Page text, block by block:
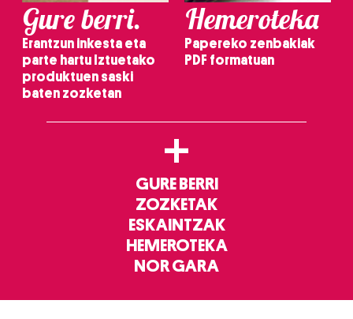
Gure berri.
Erantzun inkesta eta
parte hartu Iztuetako
produktuen saski
baten zozketan
Hemeroteka
Papereko zenbakiak
PDF formatuan
+
GURE BERRI
ZOZKETAK
ESKAINTZAK
HEMEROTEKA
NOR GARA